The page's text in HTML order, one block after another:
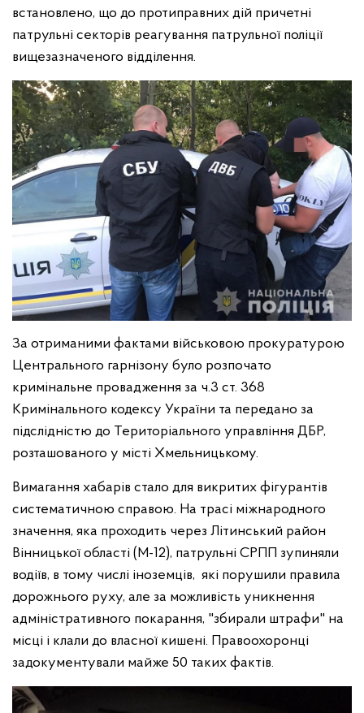
встановлено, що до протиправних дій причетні
патрульні секторів реагування патрульної поліції
вищезазначеного відділення.
За отриманими фактами військовою прокуратурою
Центрального гарнізону було розпочато
кримінальне провадження за ч.3 ст. 368
Кримінального кодексу України та передано за
підслідністю до Територіального управління ДБР,
розташованого у місті Хмельницькому.
Вимагання хабарів стало для викритих фігурантів
систематичною справою. На трасі міжнародного
значення, яка проходить через Літинський район
Вінницької області (М-12), патрульні СРПП зупиняли
водіїв, в тому числі іноземців, які порушили правила
дорожнього руху, але за можливість уникнення
адміністративного покарання, "збирали штрафи" на
місці і клали до власної кишені. Правоохоронці
задокументували майже 50 таких фактів.